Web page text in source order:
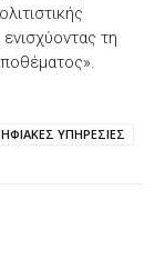
τη
ΥΠΗΡΕΣΙΕΣ